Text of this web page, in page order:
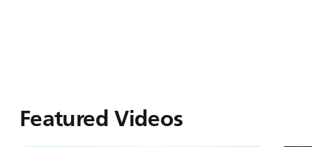
Featured Videos